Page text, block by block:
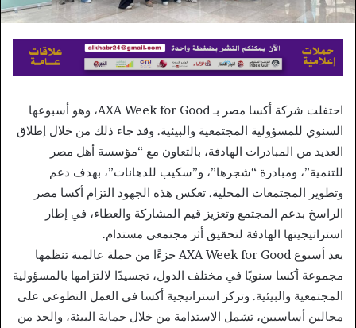
احتفلت شركة أكسا مصر بـ AXA Week for Good، وهو أسبوعها
السنوي للمسؤولية المجتمعية والبيئية. وقد جاء ذلك من خلال إطلاق
العديد من المبادرات الهادفة، بالتعاون مع “مؤسسة أهل مصر
للتنمية”، ومبادرة “شجرها”، و”سكيب للدهانات”، بهدف دعم
وتطوير المجتمعات المحلية. تعكس هذه الجهود التزام أكسا مصر
الراسخ بدعم المجتمع وتعزيز قيم المشاركة والعطاء، في إطار
استراتيجيتها الهادفة لتحقيق أثر مجتمعي مستدام.
يعد أسبوع AXA Week for Good جزءًا من حملة عالمية تنظمها
مجموعة أكسا سنويًا في مختلف الدول، تجسيدًا لالتزامها بالمسؤولية
المجتمعية والبيئية. وتركز استراتيجية أكسا في العمل التطوعي على
مجالين أساسيين، تشمل الاستدامة من خلال حماية البيئة، والحد من